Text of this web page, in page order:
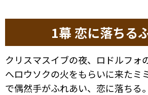
1幕 恋に落ちる
クリスマスイブの夜、ロドルフォ
へロウソクの火をもらいに来たミ
で偶然手がふれあい、恋に落ちる。